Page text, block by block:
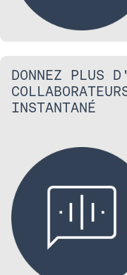
DONNEZ PLUS
INSTANTANÉ